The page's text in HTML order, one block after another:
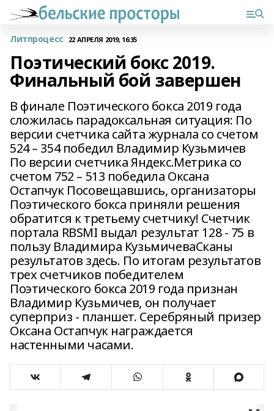
Литпроцесс 22 АПРЕЛЯ 2019, 16:35
Поэтический бокс 2019.
Финальный бой завершен
В финале Поэтического бокса 2019 года
сложилась парадоксальная ситуация: По
версии счетчика сайта журнала со счетом
524 – 354 победил Владимир Кузьмичев
По версии счетчика Яндекс.Метрика со
счетом 752 – 513 победила Оксана
Остапчук Посовещавшись, организаторы
Поэтического бокса приняли решения
обратится к третьему счетчику! Счетчик
портала RBSMI выдал результат 128 - 75 в
пользу Владимира КузьмичеваСканы
результатов здесь. По итогам результатов
трех счетчиков победителем
Поэтического бокса 2019 года признан
Владимир Кузьмичев, он получает
суперприз - планшет. Серебряный призер
Оксана Остапчук награждается
настенными часами.